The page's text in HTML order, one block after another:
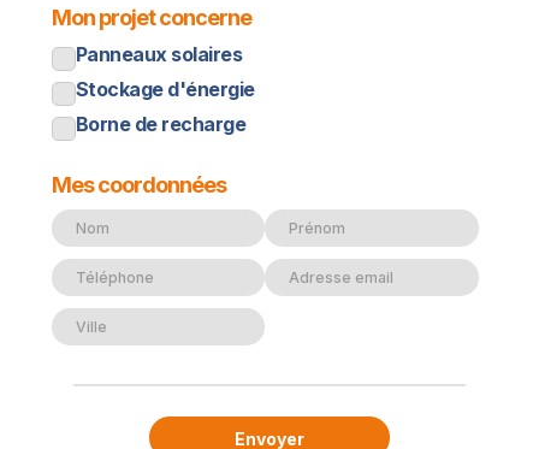
Mon projet concerne
Panneaux solaires
Stockage d'énergie
Borne de recharge
Mes coordonnées